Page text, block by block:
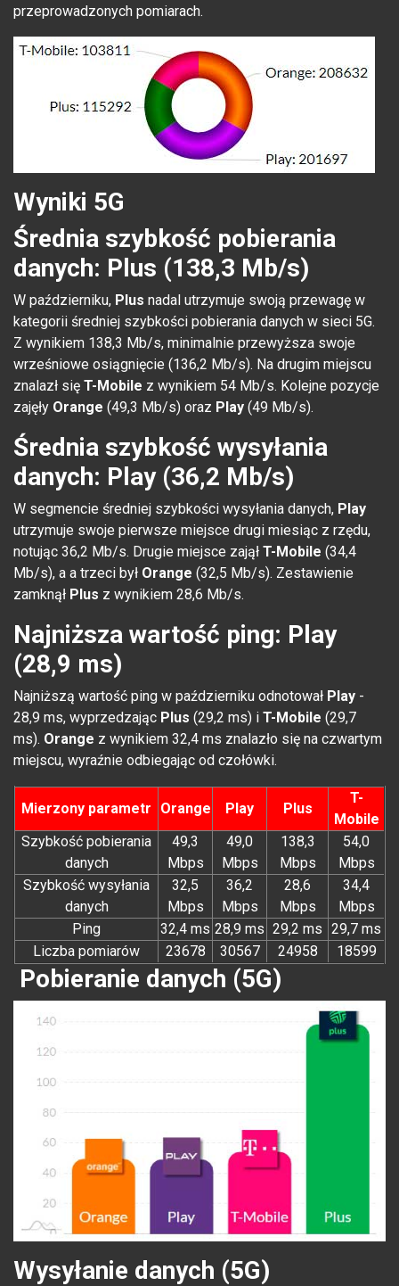
przeprowadzonych pomiarach.
Wyniki 5G
Średnia szybkość pobierania
danych: Plus (138,3 Mb/s)
W październiku, Plus nadal utrzymuje swoją przewagę w
kategorii średniej szybkości pobierania danych w sieci 5G.
Z wynikiem 138,3 Mb/s, minimalnie przewyższa swoje
wrześniowe osiągnięcie (136,2 Mb/s). Na drugim miejscu
znalazł się T-Mobile z wynikiem 54 Mb/s. Kolejne pozycje
zajęły Orange (49,3 Mb/s) oraz Play (49 Mb/s).
Średnia szybkość wysyłania
danych: Play (36,2 Mb/s)
W segmencie średniej szybkości wysyłania danych, Play
utrzymuje swoje pierwsze miejsce drugi miesiąc z rzędu,
notując 36,2 Mb/s. Drugie miejsce zajął T-Mobile (34,4
Mb/s), a a trzeci był Orange (32,5 Mb/s). Zestawienie
zamknął Plus z wynikiem 28,6 Mb/s.
Najniższa wartość ping: Play
(28,9 ms)
Najniższą wartość ping w październiku odnotował Play -
28,9 ms, wyprzedzając Plus (29,2 ms) i T-Mobile (29,7
ms). Orange z wynikiem 32,4 ms znalazło się na czwartym
miejscu, wyraźnie odbiegając od czołówki.
Mierzony parametr Orange Play Plus
T-
Mobile
Szybkość pobierania
danych
49,3
Mbps
49,0
Mbps
138,3
Mbps
54,0
Mbps
Szybkość wysyłania
danych
32,5
Mbps
36,2
Mbps
28,6
Mbps
34,4
Mbps
Ping
32,4 ms 28,9 ms 29,2 ms 29,7 ms
Liczba pomiarów
23678 30567 24958 18599
Pobieranie danych (5G)
Wysyłanie danych (5G)